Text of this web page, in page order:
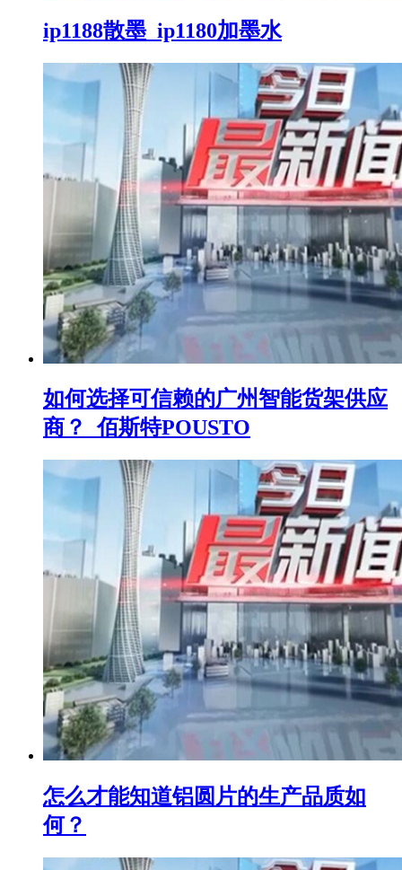
ip1188散墨_ip1180加墨水
如何选择可信赖的广州智能货架供应
商？_佰斯特POUSTO
怎么才能知道铝圆片的生产品质如
何？